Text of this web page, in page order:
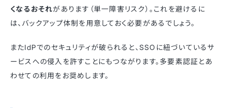
くなるおそれがあります（単一障害リスク）。これを避けるに
は、バックアップ体制を用意しておく必要があるでしょう。
またIdPでのセキュリティが破られると、SSOに紐づいているサ
ービスへの侵入を許すことにもつながります。多要素認証とあ
わせての利用をお奨めします。